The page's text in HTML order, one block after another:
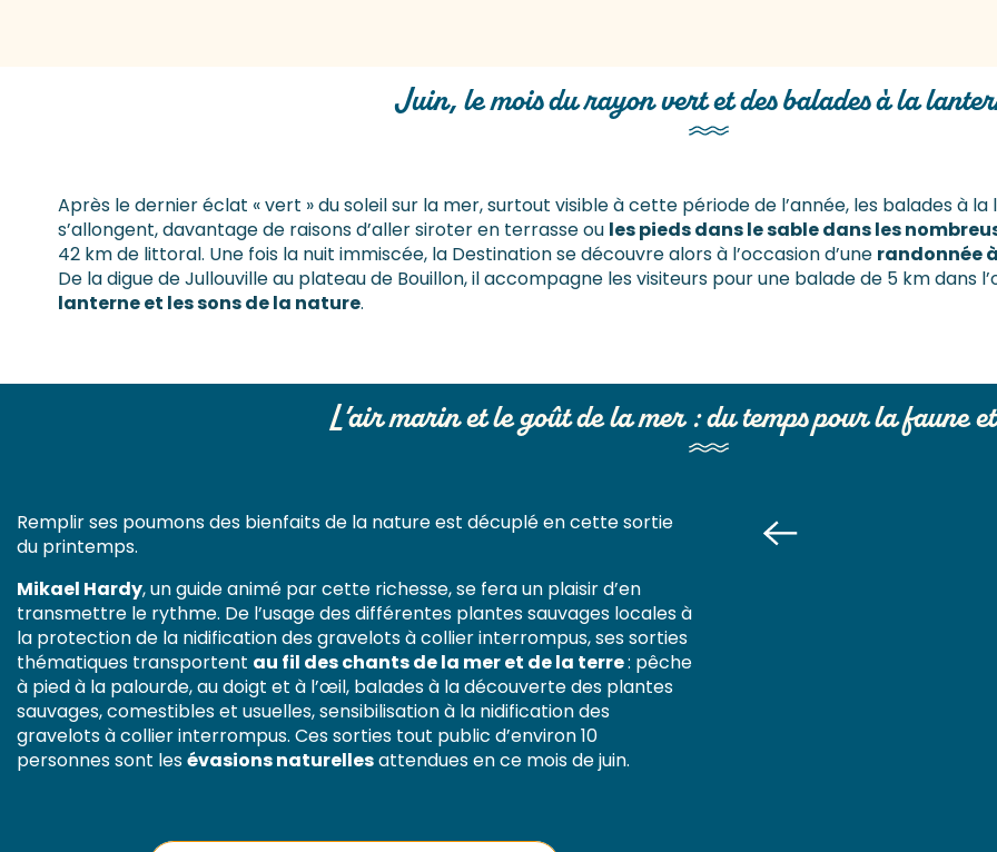
Juin, le mois du rayon vert et des balades à la
Après le dernier éclat « vert » du soleil sur la mer, surtout visible à cette période de l’année, les balades à
s’allongent, davantage de raisons d’aller siroter en terrasse ou les pieds dans le sable dans les
42 km de littoral. Une fois la nuit immiscée, la Destination se découvre alors à l’occasion d’une randonnée
De la digue de Jullouville au plateau de Bouillon, il accompagne les visiteurs pour une balade de 5 km dans
lanterne et les sons de la nature.
Je randonne à Jullouville à la belle étoile
L’air marin et le goût de la mer : du temps pour la faune
Remplir ses poumons des bienfaits de la nature est décuplé en cette sortie
du printemps.
Mikael Hardy, un guide animé par cette richesse, se fera un plaisir d’en
transmettre le rythme. De l’usage des différentes plantes sauvages locales à
la protection de la nidification des gravelots à collier interrompus, ses sorties
thématiques transportent au fil des chants de la mer et de la terre: pêche
à pied à la palourde, au doigt et à l’œil, balades à la découverte des plantes
sauvages, comestibles et usuelles, sensibilisation à la nidification des
gravelots à collier interrompus. Ces sorties tout public d’environ 10
personnes sont lesévasions naturellesattendues en ce mois de juin.